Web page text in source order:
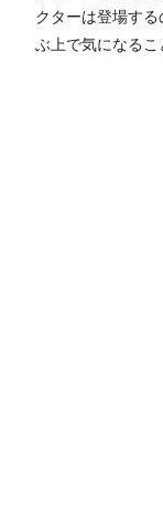
クターは登場す
ぶ上で気になるこ